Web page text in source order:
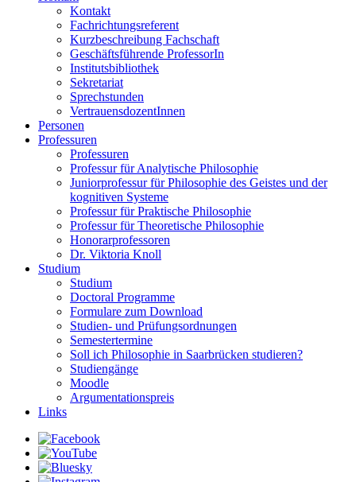
Kontakt
Fachrichtungsreferent
Kurzbeschreibung Fachschaft
Geschäftsführende ProfessorIn
Institutsbibliothek
Sekretariat
Sprechstunden
VertrauensdozentInnen
Personen
Professuren
Professuren
Professur für Analytische Philosophie
Juniorprofessur für Philosophie des Geistes und der
kognitiven Systeme
Professur für Praktische Philosophie
Professur für Theoretische Philosophie
Honorarprofessoren
Dr. Viktoria Knoll
Studium
Studium
Doctoral Programme
Formulare zum Download
Studien- und Prüfungsordnungen
Semestertermine
Soll ich Philosophie in Saarbrücken studieren?
Studiengänge
Moodle
Argumentationspreis
Links